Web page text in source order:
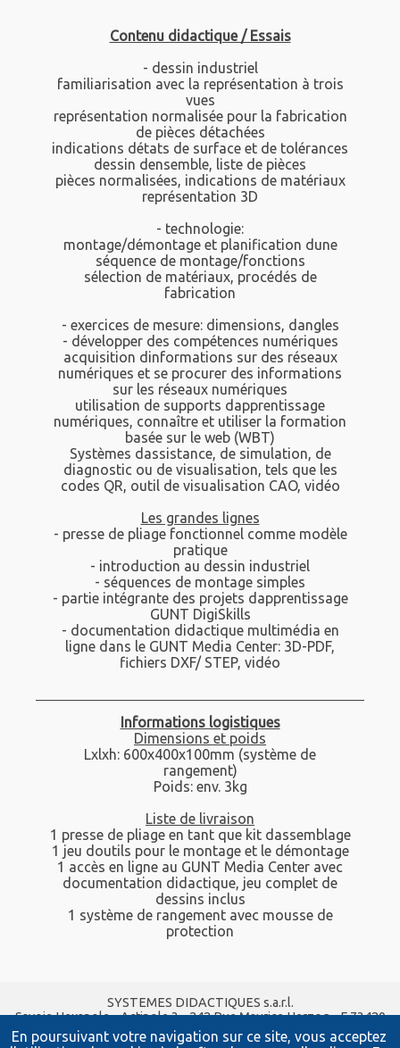
En poursuivant votre navigation sur ce site, vous acceptez
Contenu didactique / Essais
- dessin industriel
familiarisation avec la représentation à trois
vues
représentation normalisée pour la fabrication
de pièces détachées
indications détats de surface et de tolérances
dessin densemble, liste de pièces
pièces normalisées, indications de matériaux
représentation 3D
- technologie:
montage/démontage et planification dune
séquence de montage/fonctions
sélection de matériaux, procédés de
fabrication
- exercices de mesure: dimensions, dangles
- développer des compétences numériques
acquisition dinformations sur des réseaux
numériques et se procurer des informations
sur les réseaux numériques
utilisation de supports dapprentissage
numériques, connaître et utiliser la formation
basée sur le web (WBT)
Systèmes dassistance, de simulation, de
diagnostic ou de visualisation, tels que les
codes QR, outil de visualisation CAO, vidéo
Les grandes lignes
- presse de pliage fonctionnel comme modèle
pratique
- introduction au dessin industriel
- séquences de montage simples
- partie intégrante des projets dapprentissage
GUNT DigiSkills
- documentation didactique multimédia en
ligne dans le GUNT Media Center: 3D-PDF,
fichiers DXF/ STEP, vidéo
Informations logistiques
Dimensions et poids
Lxlxh: 600x400x100mm (système de
rangement)
Poids: env. 3kg
Liste de livraison
1 presse de pliage en tant que kit dassemblage
1 jeu doutils pour le montage et le démontage
1 accès en ligne au GUNT Media Center avec
documentation didactique, jeu complet de
dessins inclus
1 système de rangement avec mousse de
protection
SYSTEMES DIDACTIQUES s.a.r.l.
Savoie Hexapole - Actipole 3 - 242 Rue Maurice Herzog - F 73420
VIVIERS DU LAC